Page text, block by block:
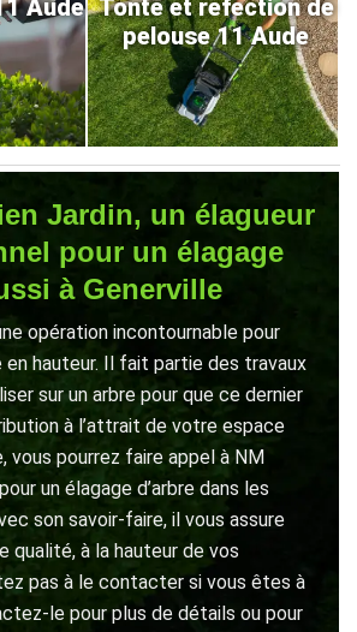
Aude Tonte et refection de
pelouse 11 Aude
Jardin, un élagueur
pour un élagage
à Generville
opération incontournable pour
en hauteur. Il fait partie des travaux
sur un arbre pour que ce dernier
à l’attrait de votre espace
vous pourrez faire appel à NM
un élagage d’arbre dans les
son savoir-faire, il vous assure
qualité, à la hauteur de vos
pas à le contacter si vous êtes à
le pour plus de détails ou pour